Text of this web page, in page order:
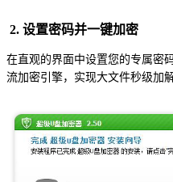
2. 设置密码并一键加密
在直观的界面中设置您的专属密
流加密引擎，实现大文件秒级加解